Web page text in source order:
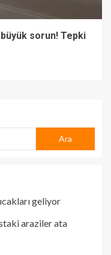
sorun! Tepki
Ara
geliyor
araziler ata